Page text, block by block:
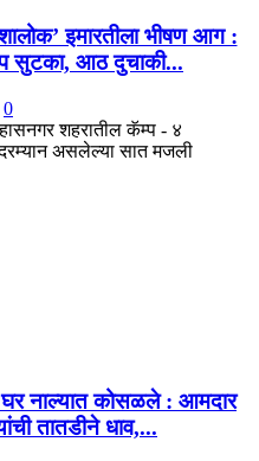
इमारतीला भीषण आग :
सुटका, आठ दुचाकी...
0
शहरातील कॅम्प - ४
असलेल्या सात मजली
नाल्यात कोसळले : आमदार
तातडीने धाव,...